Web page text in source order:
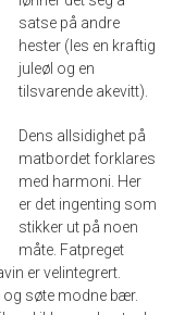
satse på andre
hester (les en kraftig
juleøl og en
tilsvarende akevitt).
Dens allsidighet på
matbordet forklares
med harmoni. Her
er det ingenting som
stikker ut på noen
måte. Fatpreget
er velintegrert.
søte modne bær.